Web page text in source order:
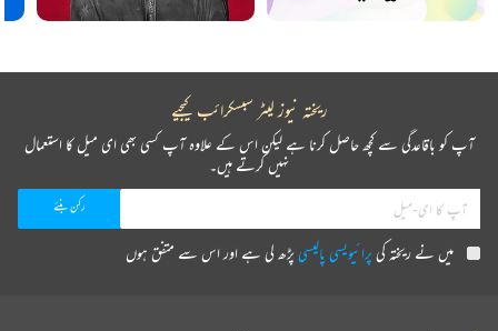
ریختہ نیوز لیٹر سبسکرائب کیجیے
آپ کو باقاعدگی سے کچھ حاصل کرنا ہے لیکن اس کے علاوہ آپ کسی بھی ای میل کا استعمال
نہیں کرتے ہیں۔
میں نے ریختہ کیپرائیویسی پالیسیپڑھ لی ہے اور اس سے متفق ہوں